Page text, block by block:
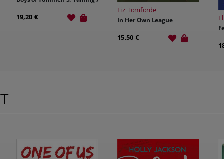
In Her Own League Elsie Silver